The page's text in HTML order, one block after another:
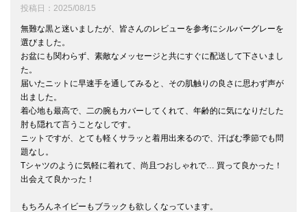
投稿日 2025/08/15
無難な黒と迷いましたが、皆さんのレビューを参考にシルバーグレーを
選びました。
お盆にも関わらず、素敵なメッセージと共にすぐに配送して下さいまし
た。
届いたニットに早速手を通してみると、その肌触りの良さに思わず声が
出ました。
着心地も最高で、二の腕もカバーしてくれて、年齢的に気になりだした
肘も隠れて言うことなしです。
ニットですが、とても軽くサラッと着用出来るので、汗ばむ季節でも問
題なし。
Tシャツのように気軽に着れて、尚且つおしゃれで… 買って良かった！
出会えて良かった！
もちろんネイビーもブラックも欲しくなっています。